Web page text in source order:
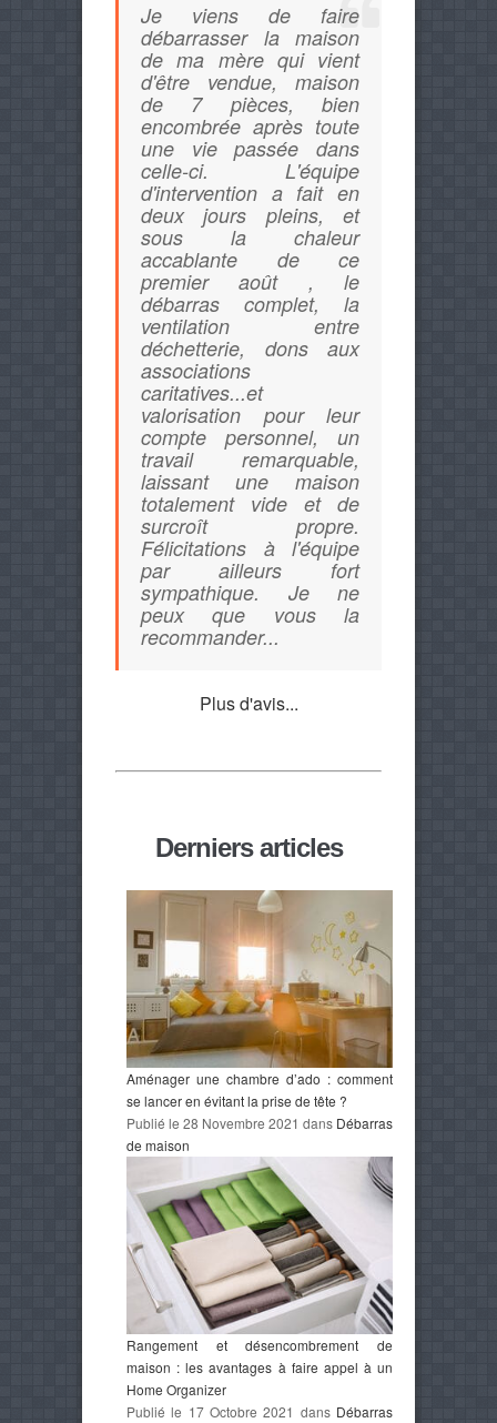
Je viens de faire
débarrasser la maison
de ma mère qui vient
d'être vendue, maison
de 7 pièces, bien
encombrée après toute
une vie passée dans
celle-ci. L'équipe
d'intervention a fait en
deux jours pleins, et
sous la chaleur
accablante de ce
premier août , le
débarras complet, la
ventilation entre
déchetterie, dons aux
associations
caritatives...et
valorisation pour leur
compte personnel, un
travail remarquable,
laissant une maison
totalement vide et de
surcroît propre.
Félicitations à l'équipe
par ailleurs fort
sympathique. Je ne
peux que vous la
recommander...
Plus d'avis...
Derniers articles
Aménager une chambre d’ado : comment
se lancer en évitant la prise de tête ?
Publié le 28 Novembre 2021 dans Débarras
de maison
Rangement et désencombrement de
maison : les avantages à faire appel à un
Home Organizer
Publié le 17 Octobre 2021 dans Débarras